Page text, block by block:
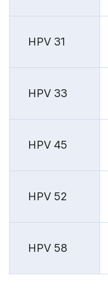
HPV 31
HPV 33
HPV 45
HPV 52
HPV 58